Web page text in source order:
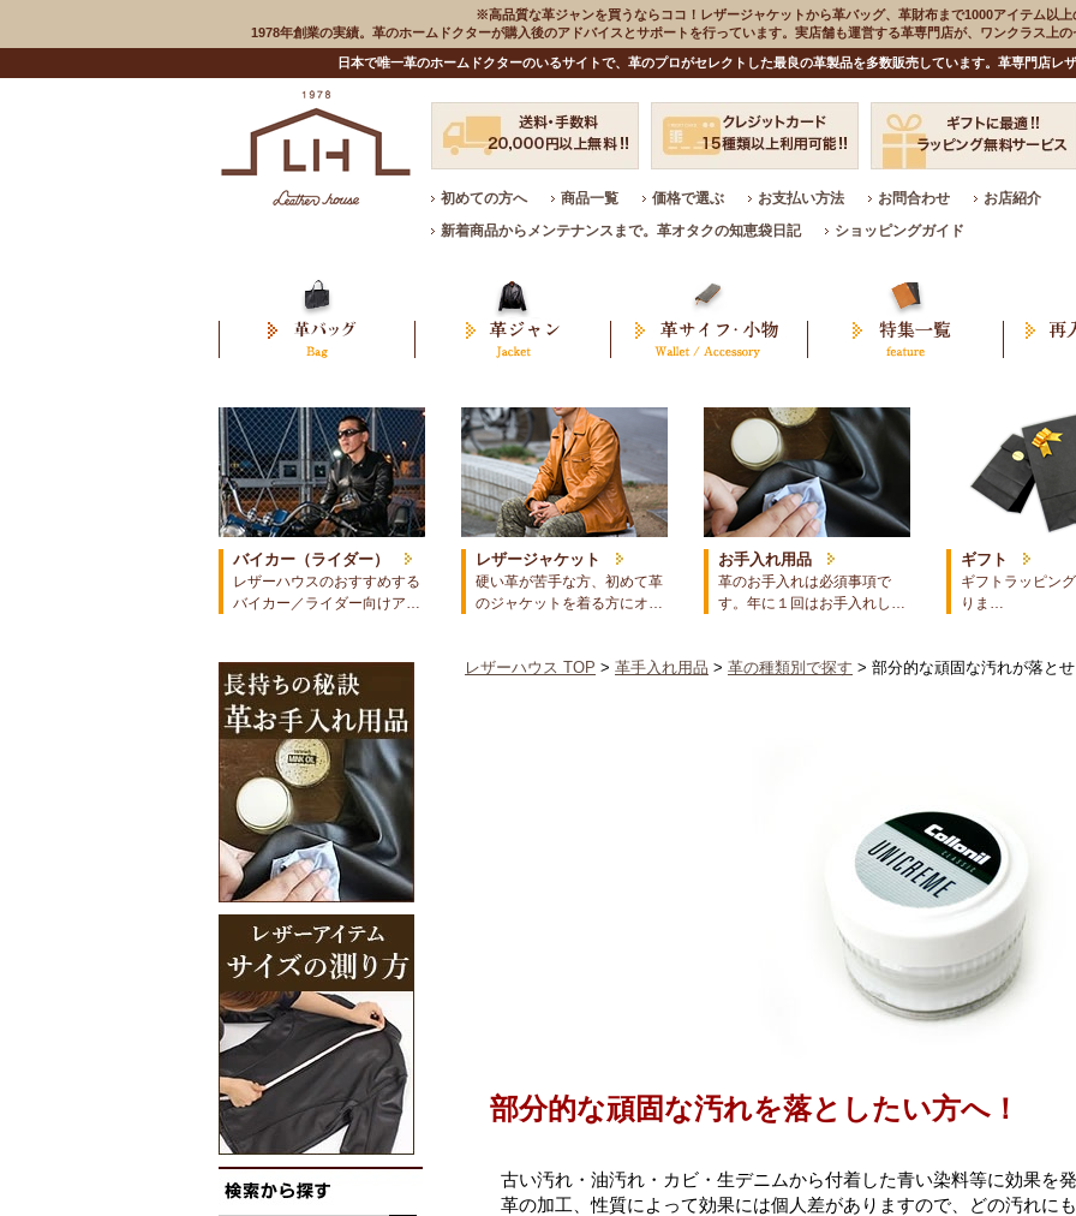
※高品質な革ジャンを買うならココ！レザージャケットから革バッグ、革財布まで1000アイテム以上
1978年創業の実績。革のホームドクターが購入後のアドバイスとサポートを行っています。実店舗も運営する革専門店が、ワンクラス上
日本で唯一革のホームドクターのいるサイトで、革のプロがセレクトした最良の革製品を多数販売しています。革専門店レ
初めての方へ 商品一覧 価格で選ぶ お支払い方法 お問合わせ
お店紹介
新着商品からメンテナンスまで。革オタクの知恵袋日記
ショッピングガイド
バイカー（ライダー）
レザーハウスのおすすめする
バイカー／ライダー向けア…
レザージャケット
硬い革が苦手な方、初めて革
のジャケットを着る方にオ…
お手入れ用品
革のお手入れは必須事項で
す。年に１回はお手入れし…
ギフト
ギフトラッピン
りま…
レザーハウス TOP > 革手入れ用品 > 革の種類別で探す > 部分的な頑固な汚れが落と
部分的な頑固な汚れを落としたい方へ！
古い汚れ・油汚れ・カビ・生デニムから付着した青い染料等に効果を
革の加工、性質によって効果には個人差がありますので、どの汚れに